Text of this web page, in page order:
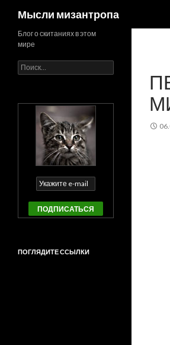
Мысли мизантропа
Блог о скитаниях в этом
мире
Найти:
ПОГЛЯДИТЕ ССЫЛКИ